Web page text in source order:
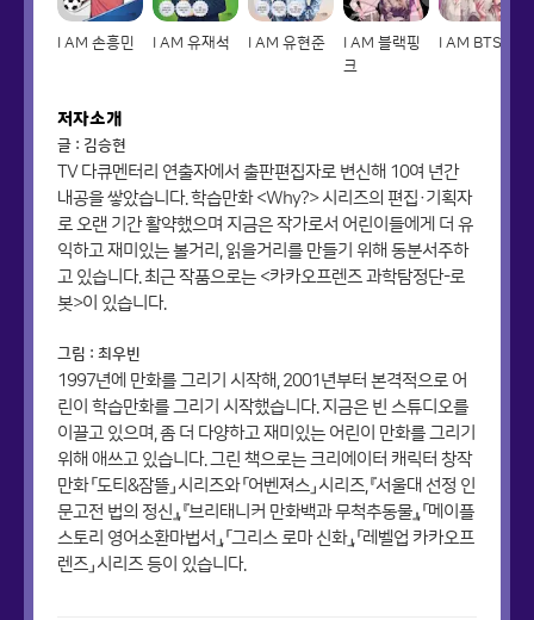
I AM 손흥민 I AM 유재석 I AM 유현준
I AM 블랙핑
크
I AM BTS
저자소개
글 : 김승현
TV 다큐멘터리 연출자에서 출판편집자로 변신해 10여 년간
내공을 쌓았습니다. 학습만화 <Why?> 시리즈의 편집·기획자
로 오랜 기간 활약했으며 지금은 작가로서 어린이들에게 더 유
익하고 재미있는 볼거리, 읽을거리를 만들기 위해 동분서주하
고 있습니다. 최근 작품으로는 <카카오프렌즈 과학탐정단-로
봇>이 있습니다.
그림 : 최우빈
1997년에 만화를 그리기 시작해, 2001년부터 본격적으로 어
린이 학습만화를 그리기 시작했습니다. 지금은 빈 스튜디오를
이끌고 있으며, 좀 더 다양하고 재미있는 어린이 만화를 그리기
위해 애쓰고 있습니다. 그린 책으로는 크리에이터 캐릭터 창작
만화 「도티&잠뜰」 시리즈와 「어벤져스」 시리즈, 『서울대 선정 인
문고전 법의 정신』, 『브리태니커 만화백과 무척추동물』, 「메이플
스토리 영어소환마법서」, 「그리스 로마 신화」, 「레벨업 카카오프
렌즈」 시리즈 등이 있습니다.